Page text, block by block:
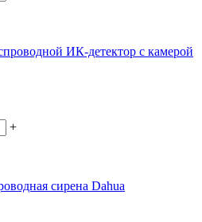
ИК-детектор с камерой
+
сирена Dahua